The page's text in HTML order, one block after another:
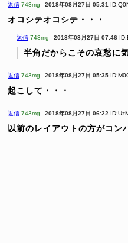
返信 743mg 2018年08月27日 05:31
オコシテオコシテ・・・
返信 743mg 2018年08月27日 07:46
半角だからこその哀愁に
返信 743mg 2018年08月27日 05:35
起こして・・・
返信 743mg 2018年08月27日 06:22
以前のレイアウトの方がコン